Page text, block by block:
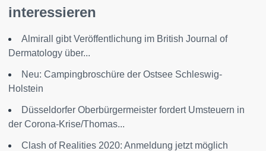
interessieren
Almirall gibt Veröffentlichung im British Journal of
Dermatology über...
Neu: Campingbroschüre der Ostsee Schleswig-
Holstein
Düsseldorfer Oberbürgermeister fordert Umsteuern in
der Corona-Krise/Thomas...
Clash of Realities 2020: Anmeldung jetzt möglich